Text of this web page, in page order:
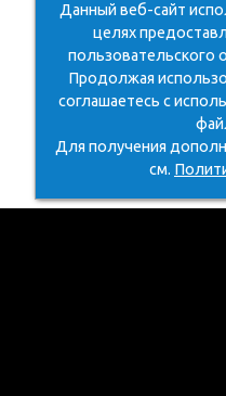
Данный веб-сайт
целях
пользовательского
Продолжая
соглашаетесь с
Для получения
см.